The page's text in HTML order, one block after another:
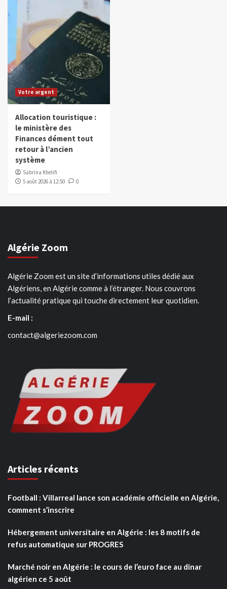
Votre argent
Allocation touristique :
le ministère des
Finances dément tout
retour à l’ancien
système
Sabrina Khelifi
5 août 2026 à 12:50
0
Algérie Zoom
Algérie Zoom est un site d’informations utiles dédié aux
Algériens, en Algérie comme à l’étranger. Nous couvrons
l’actualité pratique qui touche directement leur quotidien.
E-mail :
contact@algeriezoom.com
Articles récents
Football : Villarreal lance son académie officielle en Algérie,
comment s’inscrire
Hébergement universitaire en Algérie : les 8 motifs de
refus automatique sur PROGRES
Marché noir en Algérie : le cours de l’euro face au dinar
algérien ce 5 août